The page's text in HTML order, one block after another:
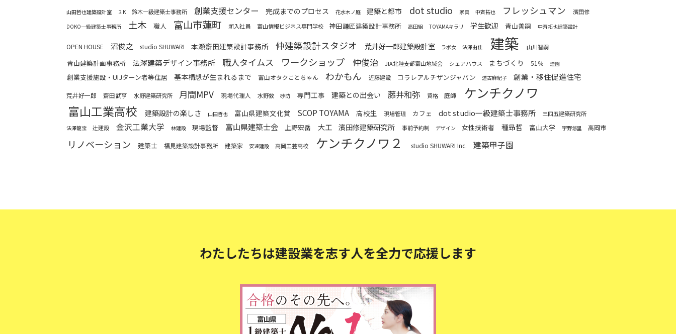
山田哲也建築設計室 ３K 鈴木一級建築士事務所 創業支援センター 完成までのプロセス 花水木ノ庭 建築と都市 dot studio 家具 中斉拓也 フレッシュマン 濱田修
DOKO一級建築士事務所 土木 職人 富山市蓮町 新入社員 富山情報ビジネス専門学校 神田謙匠建築設計事務所 高田組 TOYAMAキラリ 学生歓迎 青山善嗣 中斉拓也建築設計
OPEN HOUSE 沼俊之 studio SHUWARI 本瀬齋田建築設計事務所 仲建築設計スタジオ 荒井好一郎建築設計室 ラボ女 法澤由佳 建築 山川智嗣
青山建築計画事務所 法澤建築デザイン事務所 職人タイムス ワークショップ 仲俊治 JIA北陸支部富山地域会 シェアハウス まちづくり 51％ 造園
創業支援施設・UIJターン者等住居 基本構想が生まれるまで 富山オタクことちゃん わかもん 近藤建設 コラレアルチザンジャパン 道古麻紀子 創業・移住促進住宅
荒井好一郎 齋田武亨 水野建築研究所 月間MPV 現場代理人 水野敦 砂防 専門工事 建築との出会い 藤井和弥 資格 庭師 ケンチクノワ
富山工業高校 建築設計の楽しさ 山田哲也 富山県建築文化賞 SCOP TOYAMA 高校生 現場管理 カフェ dot studio一級建築士事務所 三四五建築研究所
法澤龍宝 辻建設 金沢工業大学 林建設 現場監督 富山県建築士会 上野宏岳 大工 濱田修建築研究所 事前予約制 デザイン 女性技術者 種昻哲 富山大学 宇野悠里 高岡市
リノベーション 建築士 福見建築設計事務所 建築家 安達建設 高岡工芸高校 ケンチクノワ２ studio SHUWARI Inc. 建築甲子園
わたしたちは建設業を志す人を全力で応援します